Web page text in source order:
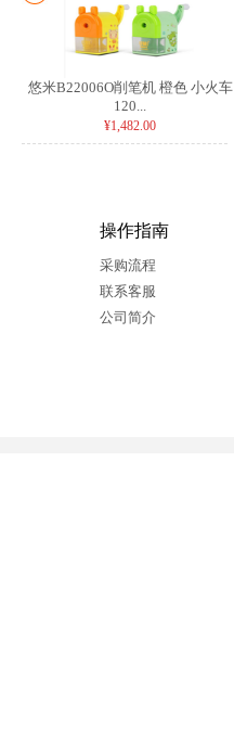
悠米B22006O削笔机 橙色 小火车
120...
¥1,482.00
操作指南
采购流程
联系客服
公司简介